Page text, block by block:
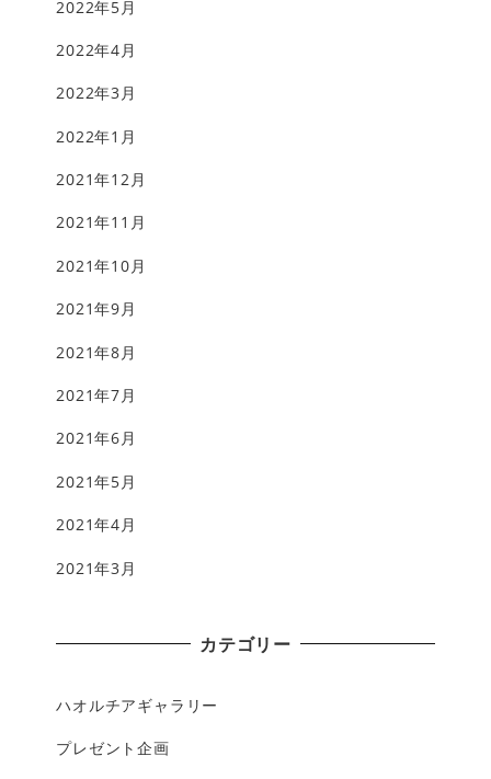
2022年5月
2022年4月
2022年3月
2022年1月
2021年12月
2021年11月
2021年10月
2021年9月
2021年8月
2021年7月
2021年6月
2021年5月
2021年4月
2021年3月
カテゴリー
ハオルチアギャラリー
プレゼント企画